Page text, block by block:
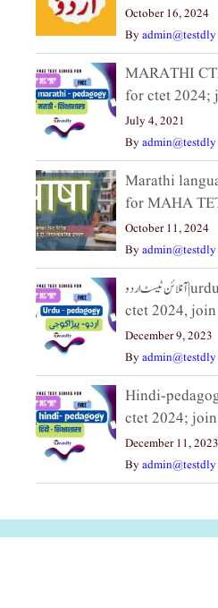
October 16, 2024
Byadmin@testdly
MARATHI
for ctet 2024;
July 4, 2021
Byadmin@testdly
Marathi
for MAHA
October 11, 2024
Byadmin@testdly
آنلائن ٹیسٹ اردو|urdu online test series for
ctet 2024,
December 9, 2023
Byadmin@testdly
Hindi-
ctet 2024;
December 11, 2023
Byadmin@testdly